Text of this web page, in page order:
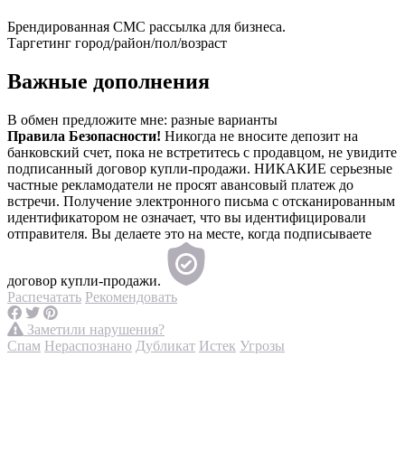
Брендированная СМС рассылка для бизнеса.
Таргетинг город/район/пол/возраст
Важные дополнения
В обмен предложите мне: разные варианты
Правила Безопасности! Никогда не вносите депозит на
банковский счет, пока не встретитесь с продавцом, не увидите
подписанный договор купли-продажи. НИКАКИЕ серьезные
частные рекламодатели не просят авансовый платеж до
встречи. Получение электронного письма с отсканированным
идентификатором не означает, что вы идентифицировали
отправителя. Вы делаете это на месте, когда подписываете
договор купли-продажи.
Распечатать Рекомендовать
Заметили нарушения?
Спам Нераспознано Дубликат Истек Угрозы